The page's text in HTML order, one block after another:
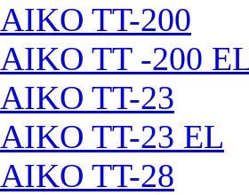
AIKO TT-200
AIKO TT -200
AIKO TT-23
AIKO TT-23 EL
AIKO TT-28